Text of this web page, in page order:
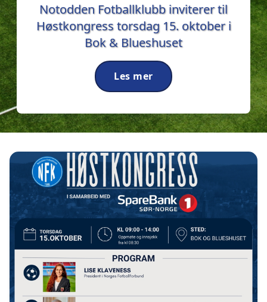
Notodden Fotballklubb inviterer til
Høstkongress torsdag 15. oktober i
Bok & Blueshuset
Les mer